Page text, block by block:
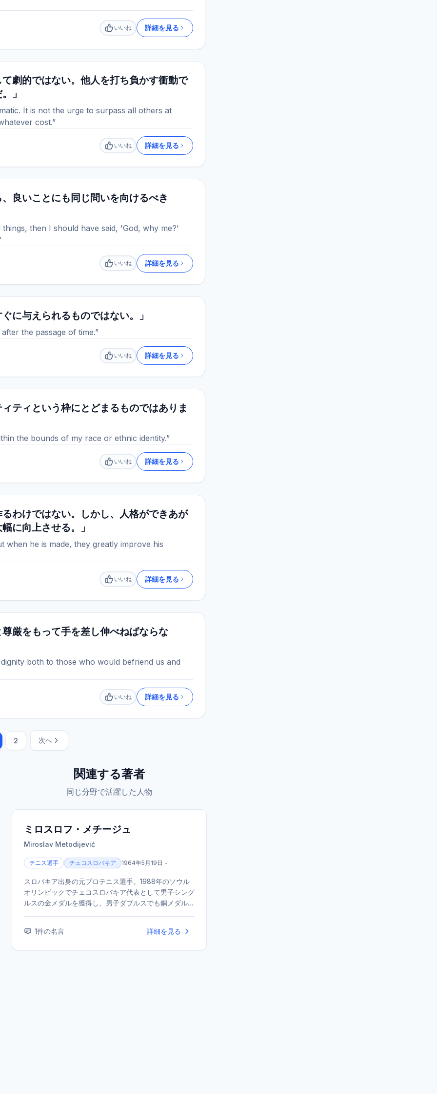
いいね
いいね 詳細を見る
劇的ではない。他人を打ち負かす衝動で
」
It is not the urge to surpass all others at
cost.”
いいね
いいね 詳細を見る
良いことにも同じ問いを向けるべき
then I should have said, 'God, why me?'
いいね
いいね 詳細を見る
に与えられるものではない。」
the passage of time.”
いいね
いいね 詳細を見る
ティという枠にとどまるものではありま
the bounds of my race or ethnic identity.”
いいね
いいね 詳細を見る
わけではない。しかし、人格ができあが
に向上させる。」
when he is made, they greatly improve his
いいね
いいね 詳細を見る
厳をもって手を差し伸べねばならな
both to those who would befriend us and
いいね
いいね 詳細を見る
2 次へ
関連する著者
同じ分野で活躍した人物
ミロスロフ・メチージュ
Miroslav Metodijević
テニス選手 チェコスロバキア 1964年5月19日 -
スロバキア出身の元プロテニス選手。1988年のソウル
オリンピックでチェコスロバキア代表として男子シング
ルスの金メダルを獲得し、男子ダブルスでも銅メダルを
バキアのデビスカップチームの監督を務めている。
1件の名言 詳細を見る